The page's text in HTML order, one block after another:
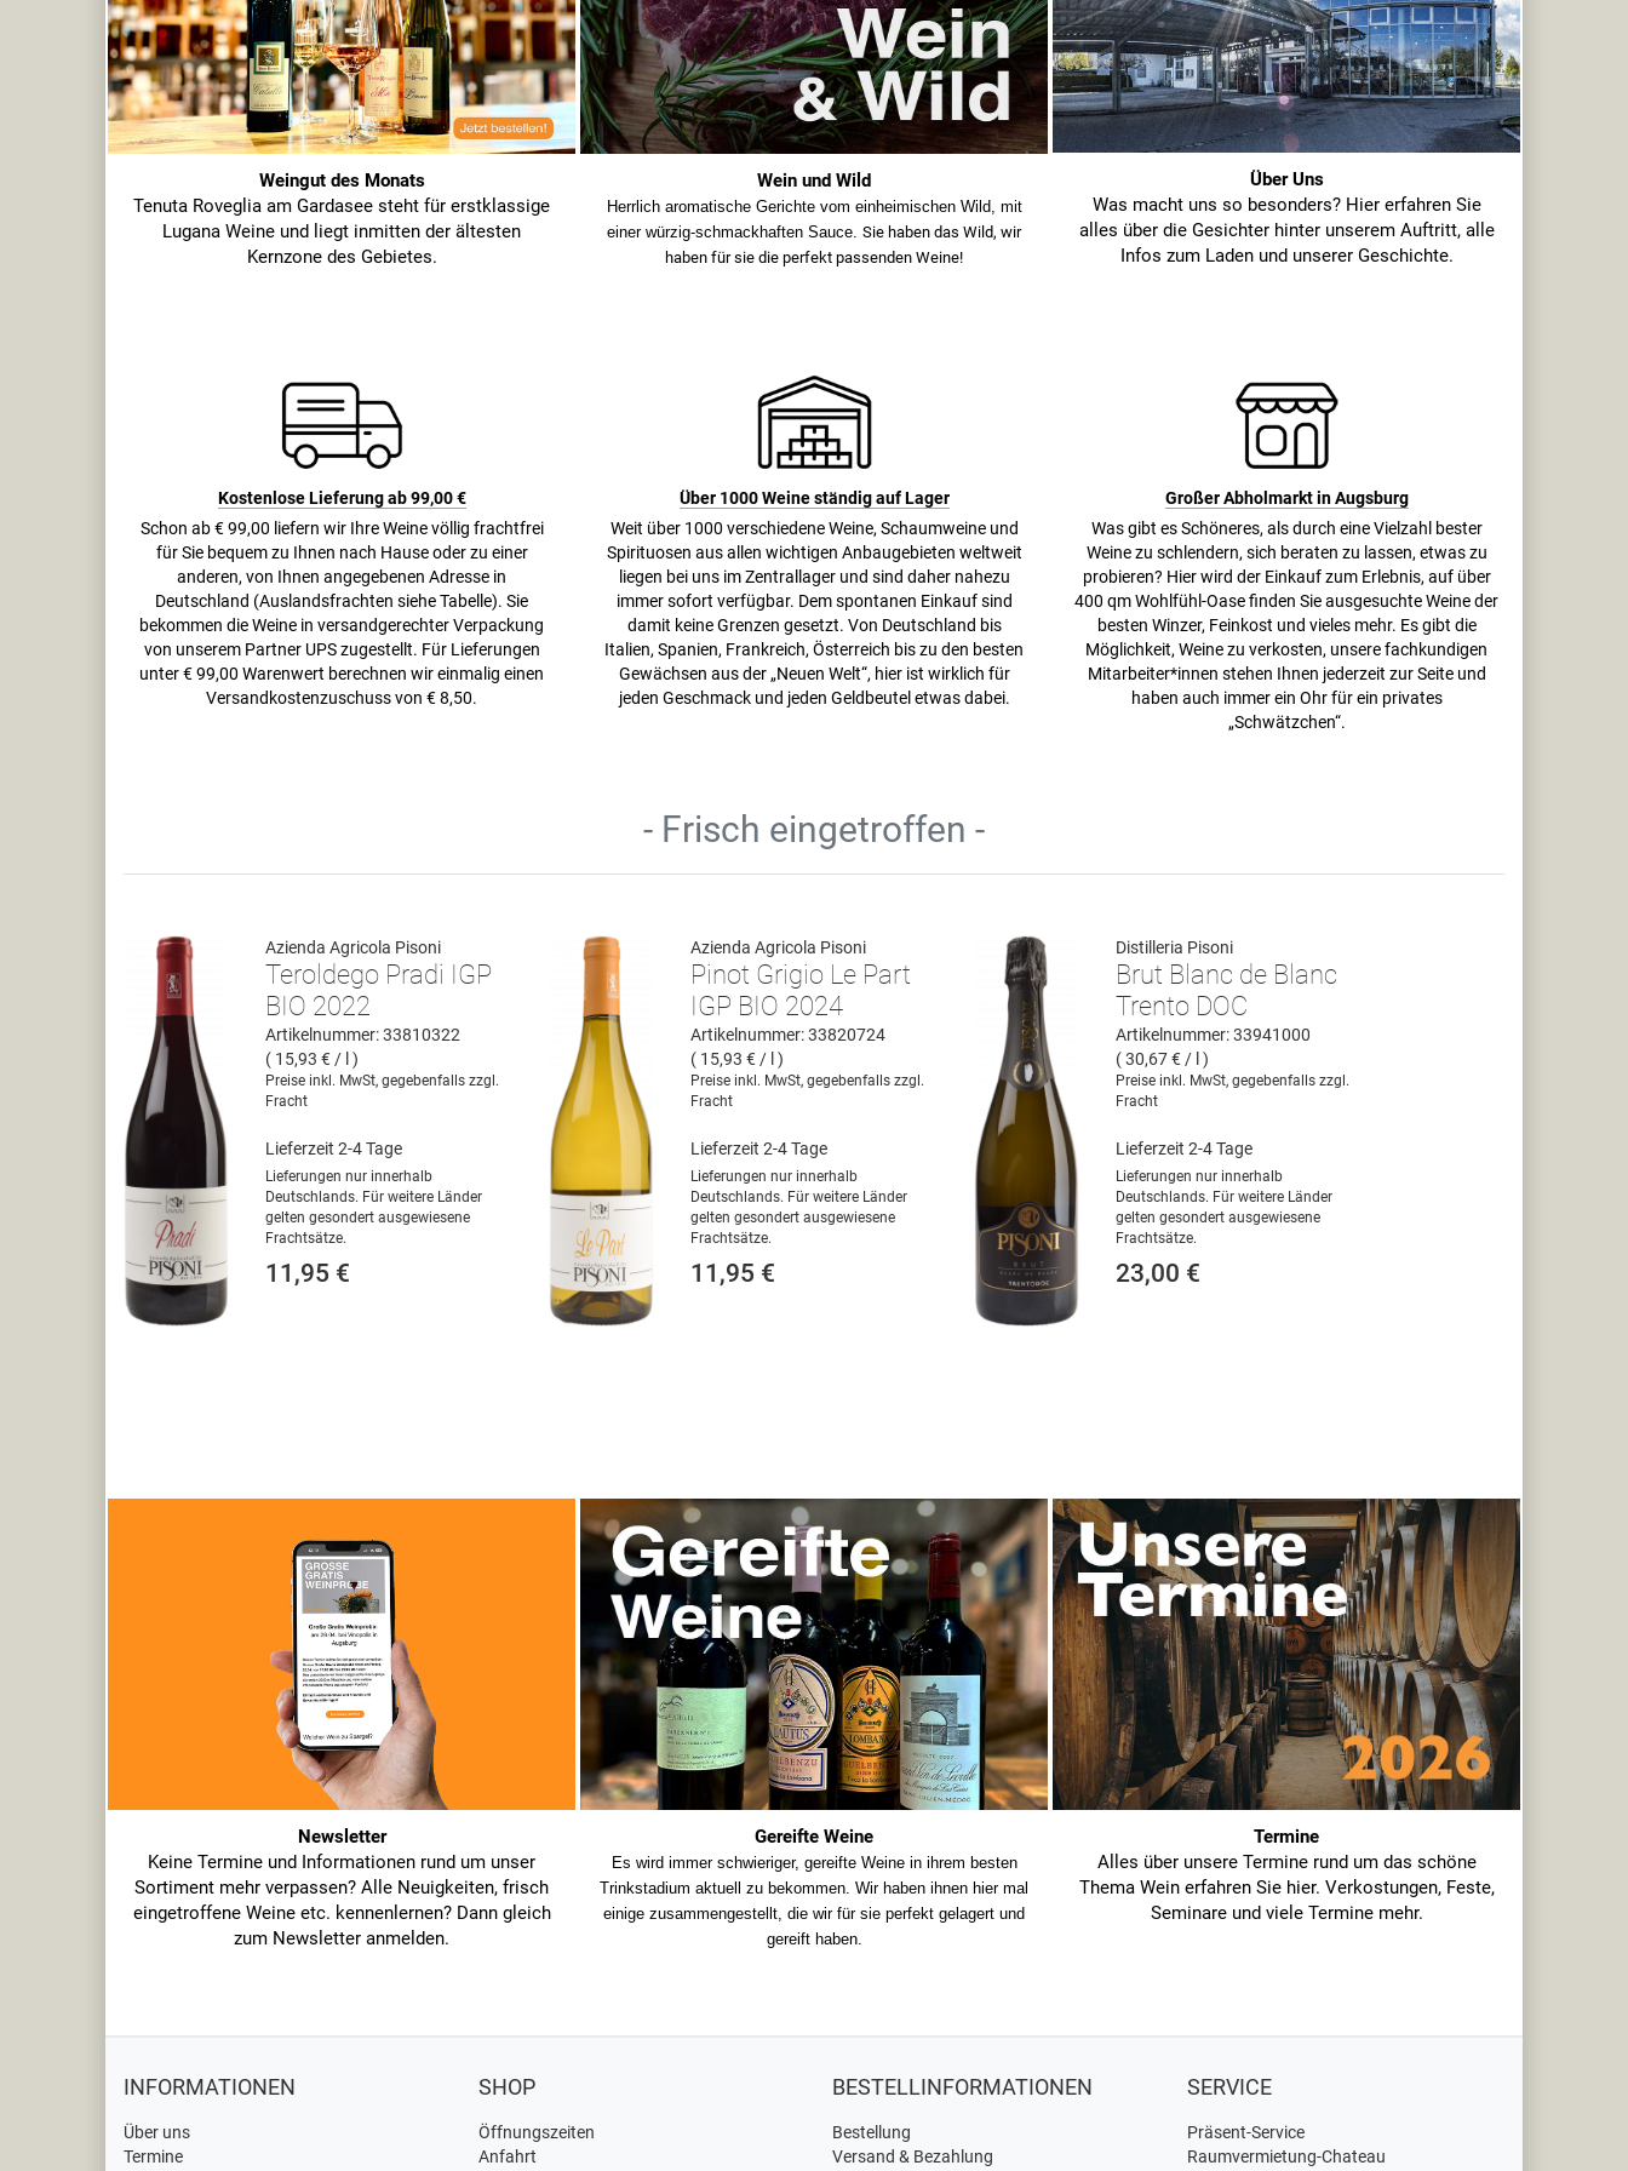
Weingut des Monats
Tenuta Roveglia am Gardasee steht für erstklassige
Lugana Weine und liegt inmitten der ältesten
Kernzone des Gebietes.
Wein und Wild
Herrlich aromatische Gerichte vom einheimischen Wild, mit
einer würzig-schmackhaften Sauce. Sie haben das Wild, wir
haben für sie die perfekt passenden Weine!
Über Uns
Was macht uns so besonders? Hier erfahren Sie
alles über die Gesichter hinter unserem Auftritt, alle
Infos zum Laden und unserer Geschichte.
Kostenlose Lieferung ab 99,00 €
Schon ab € 99,00 liefern wir Ihre Weine völlig frachtfrei
für Sie bequem zu Ihnen nach Hause oder zu einer
anderen, von Ihnen angegebenen Adresse in
Deutschland (Auslandsfrachten siehe Tabelle). Sie
bekommen die Weine in versandgerechter Verpackung
von unserem Partner UPS zugestellt. Für Lieferungen
unter € 99,00 Warenwert berechnen wir einmalig einen
Versandkostenzuschuss von € 8,50.
Über 1000 Weine ständig auf Lager
Weit über 1000 verschiedene Weine, Schaumweine und
Spirituosen aus allen wichtigen Anbaugebieten weltweit
liegen bei uns im Zentrallager und sind daher nahezu
immer sofort verfügbar. Dem spontanen Einkauf sind
damit keine Grenzen gesetzt. Von Deutschland bis
Italien, Spanien, Frankreich, Österreich bis zu den besten
Gewächsen aus der „Neuen Welt“, hier ist wirklich für
jeden Geschmack und jeden Geldbeutel etwas dabei.
Großer Abholmarkt in Augsburg
Was gibt es Schöneres, als durch eine Vielzahl bester
Weine zu schlendern, sich beraten zu lassen, etwas zu
probieren? Hier wird der Einkauf zum Erlebnis, auf über
400 qm Wohlfühl-Oase finden Sie ausgesuchte Weine der
besten Winzer, Feinkost und vieles mehr. Es gibt die
Möglichkeit, Weine zu verkosten, unsere fachkundigen
Mitarbeiter*innen stehen Ihnen jederzeit zur Seite und
haben auch immer ein Ohr für ein privates
„Schwätzchen“.
- Frisch eingetroffen -
Azienda Agricola Pisoni
Teroldego Pradi IGP
BIO 2022
Artikelnummer: 33810322
( 15,93 € / l )
Preise inkl. MwSt, gegebenfalls zzgl.
Fracht
Lieferzeit 2-4 Tage
Lieferungen nur innerhalb
Deutschlands. Für weitere Länder
gelten gesondert ausgewiesene
Frachtsätze.
11,95 €
Azienda Agricola Pisoni
Pinot Grigio Le Part
IGP BIO 2024
Artikelnummer: 33820724
( 15,93 € / l )
Preise inkl. MwSt, gegebenfalls zzgl.
Fracht
Lieferzeit 2-4 Tage
Lieferungen nur innerhalb
Deutschlands. Für weitere Länder
gelten gesondert ausgewiesene
Frachtsätze.
11,95 €
Distilleria Pisoni
Brut Blanc de Blanc
Trento DOC
Artikelnummer: 33941000
( 30,67 € / l )
Preise inkl. MwSt, gegebenfalls zzgl.
Fracht
Lieferzeit 2-4 Tage
Lieferungen nur innerhalb
Deutschlands. Für weitere Länder
gelten gesondert ausgewiesene
Frachtsätze.
23,00 €
Newsletter
Keine Termine und Informationen rund um unser
Sortiment mehr verpassen? Alle Neuigkeiten, frisch
eingetroffene Weine etc. kennenlernen? Dann gleich
zum Newsletter anmelden.
Gereifte Weine
Es wird immer schwieriger, gereifte Weine in ihrem besten
Trinkstadium aktuell zu bekommen. Wir haben ihnen hier mal
einige zusammengestellt, die wir für sie perfekt gelagert und
gereift haben.
Termine
Alles über unsere Termine rund um das schöne
Thema Wein erfahren Sie hier. Verkostungen, Feste,
Seminare und viele Termine mehr.
INFORMATIONEN
Über uns
Termine
SHOP
Öffnungszeiten
Anfahrt
BESTELLINFORMATIONEN
Bestellung
Versand & Bezahlung
SERVICE
Präsent-Service
Raumvermietung-Chateau